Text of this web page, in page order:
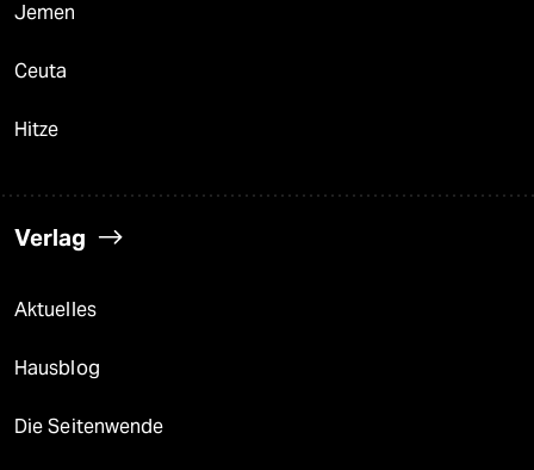
Jemen
Ceuta
Hitze
Verlag
Aktuelles
Hausblog
Die Seitenwende